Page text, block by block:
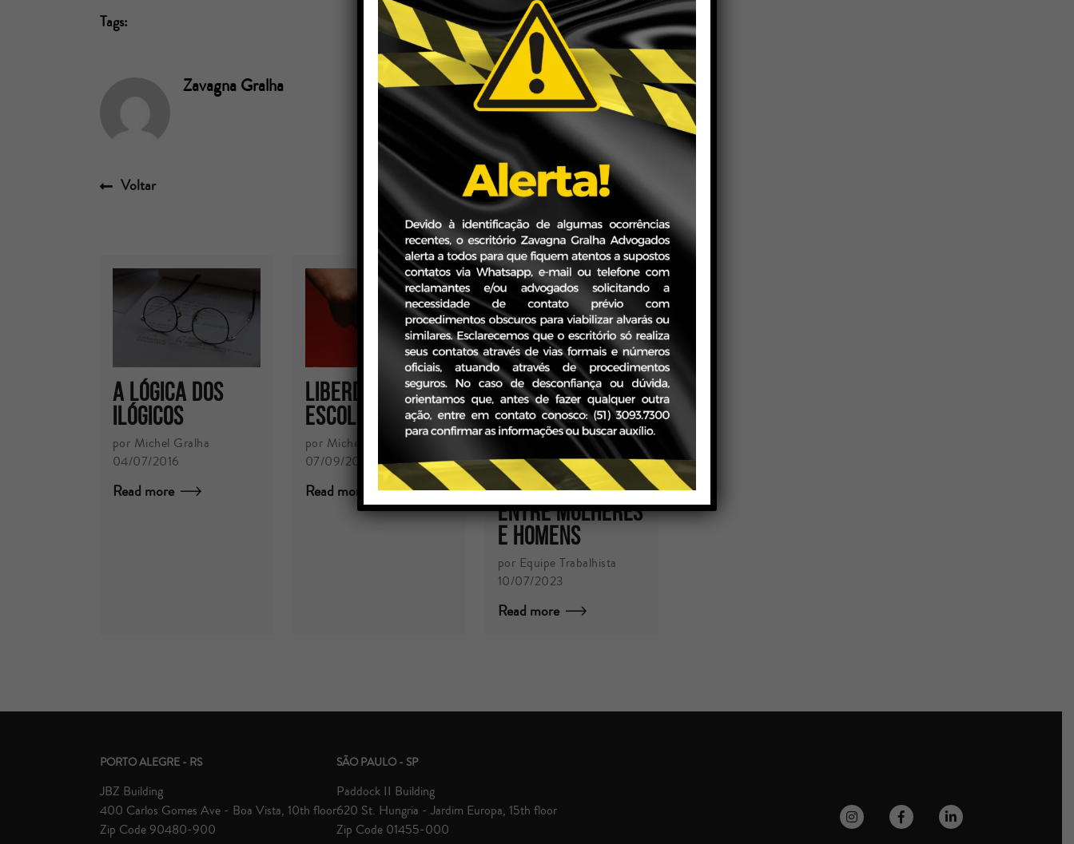
Tags:
Zavagna Gralha
Voltar
A lógica dos
ilógicos
por Michel Gralha
04/07/2016
Read more
Liberdade de
Escolha
por Michel Gralha
07/09/2020
Read more
LEI 14.611/2023:
Igualdade
salarial e de
critérios
remuneratórios
entre mulheres
e homens
por Equipe Trabalhista
10/07/2023
Read more
PORTO ALEGRE - RS
JBZ Building
400 Carlos Gomes Ave - Boa Vista, 10th floor
Zip Code 90480-900
SÃO PAULO - SP
Paddock II Building
620 St. Hungria - Jardim Europa, 15th floor
Zip Code 01455-000